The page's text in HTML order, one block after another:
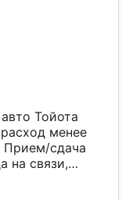
Тойота
менее
Прием/сдача
на связи,
выбор есть,